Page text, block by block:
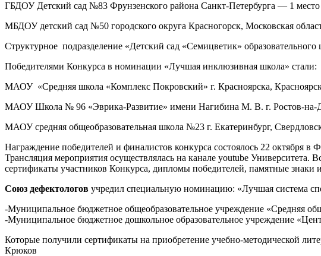
ГБДОУ Детский сад №83 Фрунзенского района Санкт-Петербурга — 1 место
МБДОУ детский сад №50 городского округа Красногорск, Московская
Структурное подразделение «Детский сад «Семицветик»
Победителями Конкурса в номинации «Лучшая инклюзивная школа» стали:
МАОУ «Средняя школа «Комплекс Покровский» г. Красноярска,
МАОУ Школа № 96 «Эврика-Развитие» имени Нагибина М. В. г. Ростов-на-
МАОУ средняя общеобразовательная школа №23 г. Екатеринбург,
Награждение победителей и финалистов конкурса состоялось 22 октября
Трансляция мероприятия осуществлялась на канале youtube
сертификаты участников Конкурса, дипломы победителей, памятные знаки
Союз дефектологов учредил специальную номинацию: «Лучшая система
-Муниципальное бюджетное общеобразовательное учреждение «Средняя
-Муниципальное бюджетное дошкольное образовательное учреждение
Которые получили сертификаты на приобретение учебно-методической
Крюков